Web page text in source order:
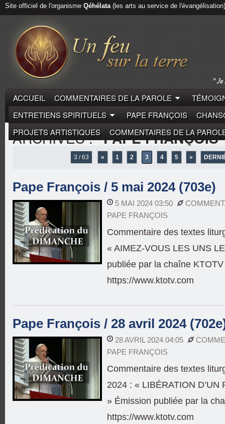
Site officiel de l'organisme Qéhélata(les arts au service de l'évangélisation)
ACCUEIL COMMENTAIRES DE LA PAROLE
ENTRETIENS SPIRITUELS
PAPE FRANÇOIS
PROJETS ARTISTIQUES
COMMENTAIRES DE LA
ARCHIVES :"PAPE FRANÇOIS"
3 / 63 « 1 2 3 4 5 »
Pape François / 5 mai 2024 (703e)
5 MAI 2024 03:50
PAPE FRANÇOIS
Commentaire des textes
« AIMEZ-VOUS LES UNS
publiée par la chaîne
https://www.ktotv.com
Pape François / 28 avril 2024
28 AVRIL 2024 04:05
PAPE FRANÇOIS
Commentaire des textes
2024 : « LIBÉRATION
» Émission publiée par la
https://www.ktotv.com